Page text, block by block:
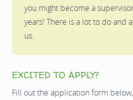
you might become a
years! There is a lot to do and
us.
EXCITED TO APPLY?
Fill out the application form